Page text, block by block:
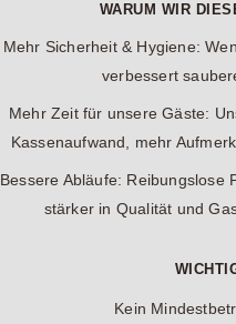
WARUM WIR
Mehr Sicherheit & Hygiene:
verbessert
Mehr Zeit für unsere Gäste:
Kassenaufwand, mehr
Bessere Abläufe: Reibungslose
stärker in Qualität und
Kein